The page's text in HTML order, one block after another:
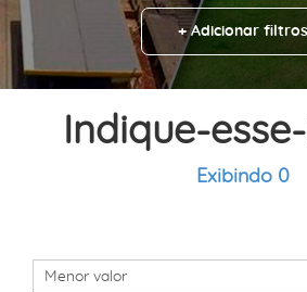
+ Adicionar filtros
Indique-
Exibindo 0